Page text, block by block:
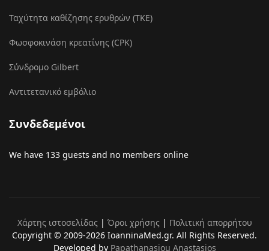
Ταχύτητα καθίζησης ερυθρών (ΤΚΕ)
Φωσφοκινάση κρεατίνης (CPK)
Σύνδρομο Gilbert
Αντιτετανικό εμβόλιο
Συνδεδεμένοι
We have 133 guests and no members online
Χάρτης ιστοσελίδας| Όροι χρήσης| Πολιτική απορρήτου
Copyright © 2009-2026 IoanninaMed.gr. All Rights Reserved.
Developed by Papathanasiou Anastasios